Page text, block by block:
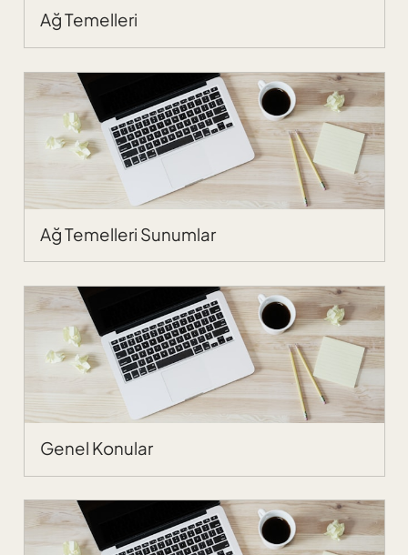
Ağ Temelleri
Ağ Temelleri Sunumlar
Genel Konular